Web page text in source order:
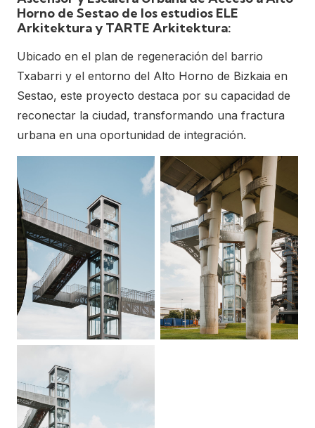
Horno de Sestao de los estudios ELE
Arkitektura y TARTE Arkitektura:
Ubicado en el plan de regeneración del barrio
Txabarri y el entorno del Alto Horno de Bizkaia en
Sestao, este proyecto destaca por su capacidad de
reconectar la ciudad, transformando una fractura
urbana en una oportunidad de integración.